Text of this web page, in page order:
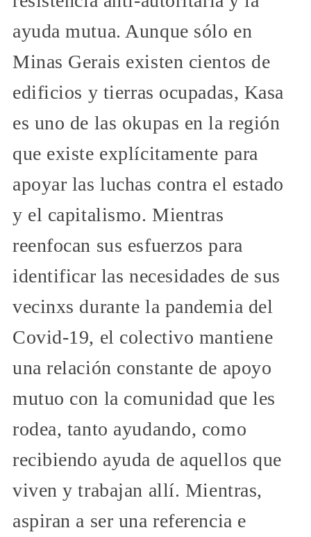
ayuda mutua. Aunque sólo en
Minas Gerais existen cientos de
edificios y tierras ocupadas, Kasa
es uno de las okupas en la región
que existe explícitamente para
apoyar las luchas contra el estado
y el capitalismo. Mientras
reenfocan sus esfuerzos para
identificar las necesidades de sus
vecinxs durante la pandemia del
Covid-19, el colectivo mantiene
una relación constante de apoyo
mutuo con la comunidad que les
rodea, tanto ayudando, como
recibiendo ayuda de aquellos que
viven y trabajan allí. Mientras,
aspiran a ser una referencia e